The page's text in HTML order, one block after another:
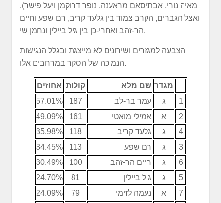
מאיה נורי, אבתיסאם מראענה, נופר דרוקמן ויעל פישר).
ואצל הגברים, הקרב צמוד בין גלעד קריב, רם שפע וחיים
הר-זהב ואחרי-כן בין גיל ביילין ונחמן שי.
הצבעה למגזרים ושירונים לא מייצגת ובגלל הנגישות
הנמוכה של הסקר במרחבים אלו.
אחוזים קולות שם מלא מגדר
57.01%
187 עמר בר-לב ג
1
49.09%
161 אמילי מואטי א
2
35.98%
118 גלעד קריב ג
4
34.45%
113 רם שפע ג
3
30.49%
100 חיים הר-זהב ג
6
24.70%
81 גיל ביילין ג
5
24.09%
79 נעמה לזימי א
7